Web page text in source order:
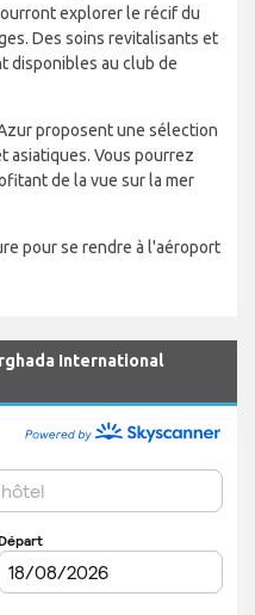
explorer le récif du
Des soins revitalisants et
disponibles au club de
proposent une sélection
asiatiques. Vous pourrez
de la vue sur la mer
pour se rendre à l'aéroport
International